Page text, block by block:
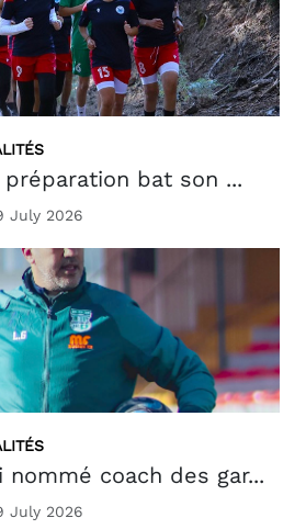
préparation bat son ...
July 2026
nommé coach des gar...
July 2026